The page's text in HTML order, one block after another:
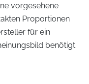
vorgesehene
Proportionen
für ein
benötigt.